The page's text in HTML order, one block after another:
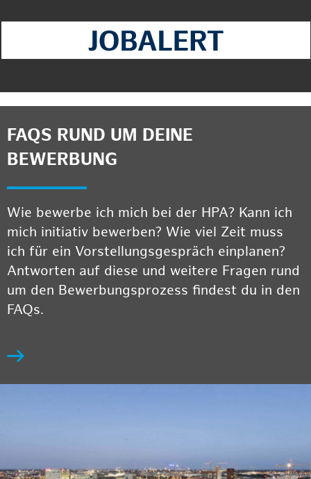
FAQS RUND UM DEINE
BEWERBUNG
Wie bewerbe ich mich bei der HPA? Kann ich
mich initiativ bewerben? Wie viel Zeit muss
ich für ein Vorstellungsgespräch einplanen?
Antworten auf diese und weitere Fragen rund
um den Bewerbungsprozess findest du in den
FAQs.